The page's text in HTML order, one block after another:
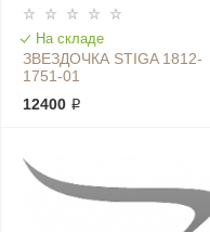
На складе
ЗВЕЗДОЧКА STIGA 1812-
1751-01
12400 ₽